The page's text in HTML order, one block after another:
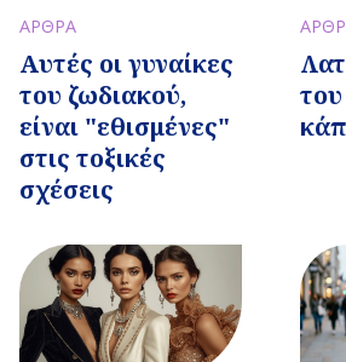
ΑΡΘΡΑ
Αυτές οι γυναίκες
του ζωδιακού,
είναι "εθισμένες"
στις τοξικές
σχέσεις